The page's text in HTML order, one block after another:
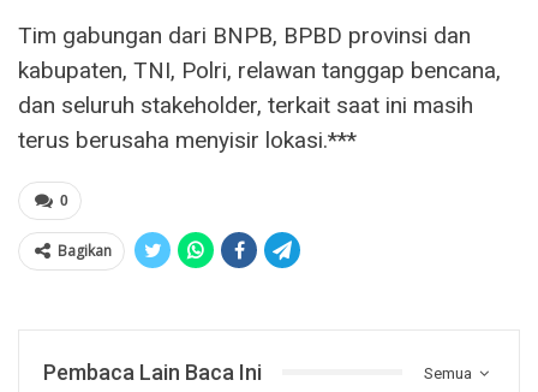
Tim gabungan dari BNPB, BPBD provinsi dan
kabupaten, TNI, Polri, relawan tanggap bencana,
dan seluruh stakeholder, terkait saat ini masih
terus berusaha menyisir lokasi.***
0
Bagikan
Semua
Pembaca Lain Baca Ini